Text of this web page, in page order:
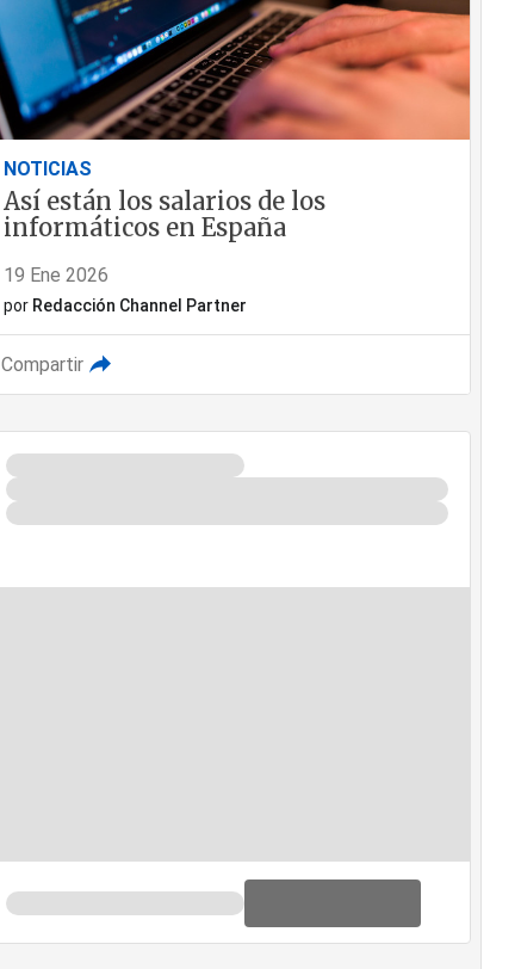
NOTICIAS
Así están los salarios de los
informáticos en España
19 Ene 2026
por Redacción Channel Partner
Compartir